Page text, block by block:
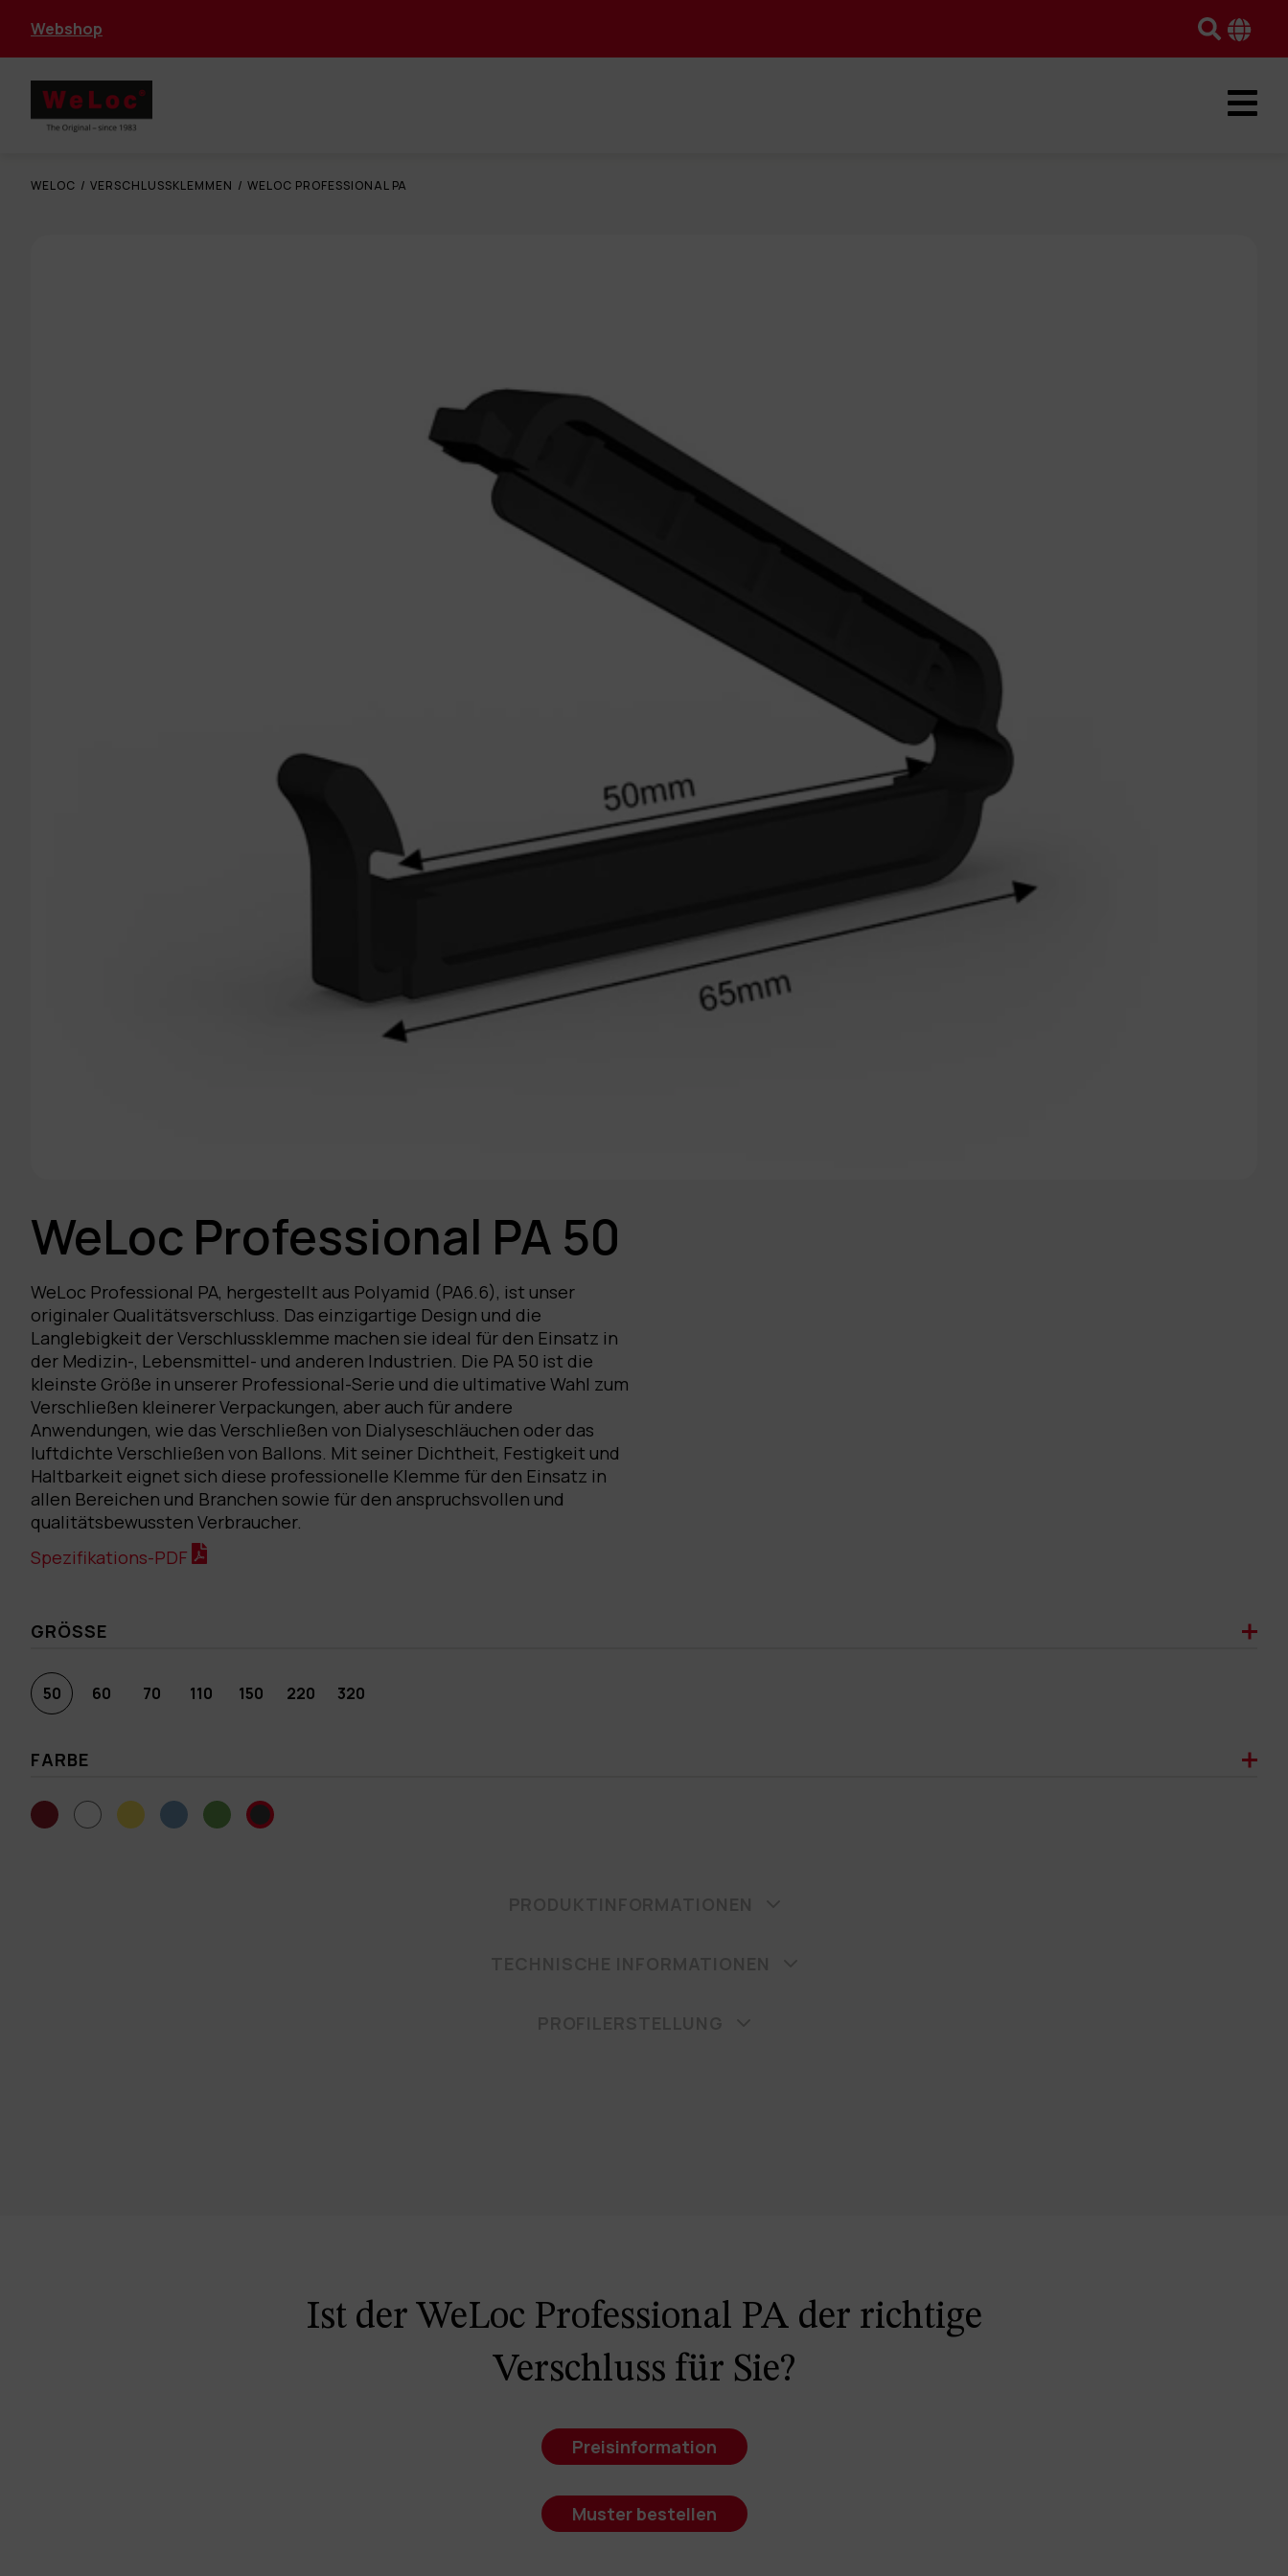
Webshop
WELOC / VERSCHLUSSKLEMMEN / WELOC PROFESSIONAL PA
WeLoc Professional PA 50
WeLoc Professional PA, hergestellt aus Polyamid (PA6.6), ist unser
originaler Qualitätsverschluss. Das einzigartige Design und die
Langlebigkeit der Verschlussklemme machen sie ideal für den Einsatz in
der Medizin-, Lebensmittel- und anderen Industrien. Die PA 50 ist die
kleinste Größe in unserer Professional-Serie und die ultimative Wahl zum
Verschließen kleinerer Verpackungen, aber auch für andere
Anwendungen, wie das Verschließen von Dialyseschläuchen oder das
luftdichte Verschließen von Ballons. Mit seiner Dichtheit, Festigkeit und
Haltbarkeit eignet sich diese professionelle Klemme für den Einsatz in
allen Bereichen und Branchen sowie für den anspruchsvollen und
qualitätsbewussten Verbraucher.
Spezifikations-PDF
GRÖSSE
50 60 70 110 150 220 320
FARBE
Ist der WeLoc Professional PA der richtige
Verschluss für Sie?
Preisinformation
Muster bestellen